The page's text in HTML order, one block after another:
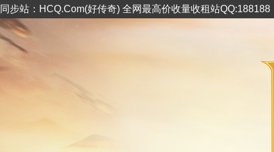
同步站：HCQ.Com(好传奇) 全网最高价收量收租站